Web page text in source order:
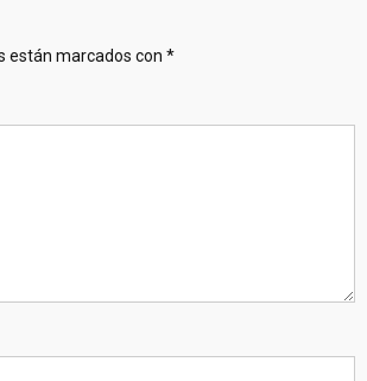
están marcados con *